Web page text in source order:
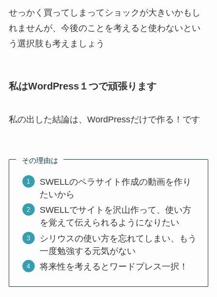
せっかく買ってしまってショックが大きいかもし
れませんが、今後のことを考えると使わないとい
う選択肢も考えましょう
私はWordPress１つで頑張ります
私の出した結論は、WordPressだけで作る！です
その理由は
SWELLのペラサイト作成の動画を作り
たいから
SWELLでサイトを沢山作って、使い方
を覚えて伝えられるようになりたい
シリウスの使い方を忘れてしまい、もう
一度勉強する元気がない
将来性を考えるとワードプレス一択！